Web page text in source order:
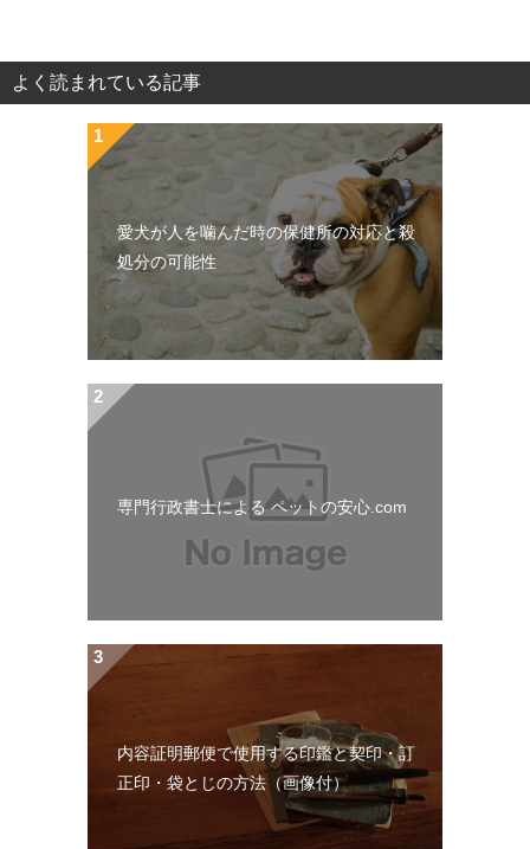
よく読まれている記事
愛犬が人を噛んだ時の保健所の対応と殺
処分の可能性
専門行政書士による ペットの安心.com
内容証明郵便で使用する印鑑と契印・訂
正印・袋とじの方法（画像付）